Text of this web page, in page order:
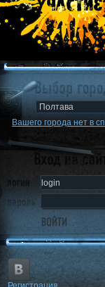
Вашего города нет в